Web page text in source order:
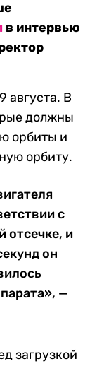
в интервью
августа. В
должны
орбиты и
орбиту.
с
отсечке, и
он
—
загрузкой